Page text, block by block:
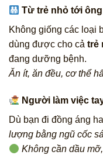
Từ trẻ nhỏ tới
Không giống các loại
dùng được cho cả trẻ
đang dưỡng bệnh.
Ăn ít, ăn đều, cơ thể
Người làm việc
Dù bạn đi đồng áng
lượng bằng ngũ cốc
Không cần dầu